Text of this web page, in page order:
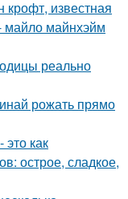
крофт, известная
майло майнхэйм
реально
рожать прямо
это как
острое, сладкое,